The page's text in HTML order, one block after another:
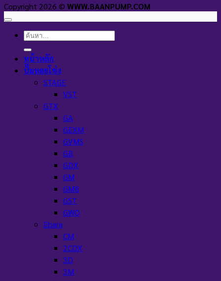
Copyright 2026 © WWW.BAANPUMP.COM
ค้นหา:
หน้าหลัก
ปั๊มหอยโข่ง
STAGE
VST
GTX
GA
GEXM
GVMS
GB
GDX
GM
GMB
GST
GWO
Ebara
CM
2CDX
3D
3M